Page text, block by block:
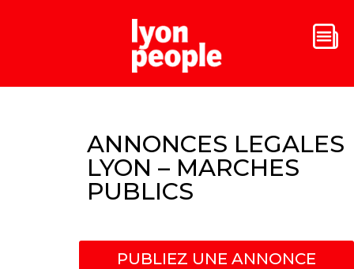
ANNONCES LEGALES
LYON – MARCHES
PUBLICS
PUBLIEZ UNE ANNONCE